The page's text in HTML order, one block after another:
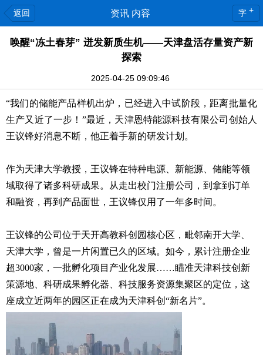
返回 资讯 内容 字 +
唤醒“冻土春芽” 迸发新质生机——天津盘活存量资产新
探索
2025-04-25 09:09:46
“我们的储能产品样机出炉，已经进入中试阶段，距离批量化
生产又近了一步！”最近，天津恩特能源科技有限公司创始人
王议锋好消息不断，他正着手新的研发计划。
作为天津大学教授，王议锋在特种电源、新能源、储能等领
域取得了诸多科研成果。从走出校门注册公司，到拿到订单
和融资，再到产品面世，王议锋仅用了一年多时间。
王议锋的公司位于天开高教科创园核心区，毗邻南开大学、
天津大学，曾是一片闲置已久的区域。如今，累计注册企业
超3000家，一批孵化项目产业化发展……瞄准天津科技创新
策源地、科研成果孵化器、科技服务资源集聚区的定位，这
座成立近两年的园区正在成为天津科创“新名片”。